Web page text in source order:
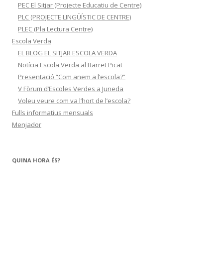
PEC El Sitjar (Projecte Educatiu de Centre)
PLC (PROJECTE LINGÜÍSTIC DE CENTRE)
PLEC (Pla Lectura Centre)
Escola Verda
EL BLOG EL SITJAR ESCOLA VERDA
Notícia Escola Verda al Barret Picat
Presentació “Com anem a l’escola?”
V Fòrum d’Escoles Verdes a Juneda
Voleu veure com va l’hort de l’escola?
Fulls informatius mensuals
Menjador
QUINA HORA ÉS?